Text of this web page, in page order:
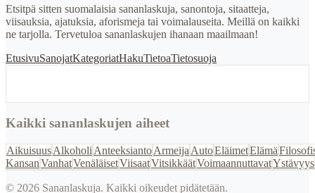
Etsitpä sitten suomalaisia sananlaskuja, sanontoja, sitaatteja,
viisauksia, ajatuksia, aforismeja tai voimalauseita. Meillä on kaikki
ne tarjolla. Tervetuloa sananlaskujen ihanaan maailmaan!
EtusivuSanojatKategoriatHakuTietoaTietosuoja
Kaikki sananlaskujen aiheet
AikuisuusAlkoholi AnteeksiantoArmeija AutoEläimetElämä
KansanVanhatVenäläisetViisaatVitsikkäätVoimaannuttavatYstävyys
© 2026 Sananlaskuja. Kaikki oikeudet pidätetään.